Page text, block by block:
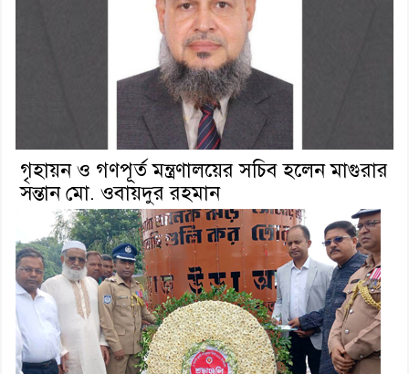
গৃহায়ন ও গণপূর্ত মন্ত্রণালয়ের সচিব হলেন মাগুরার
সন্তান মো. ওবায়দুর রহমান